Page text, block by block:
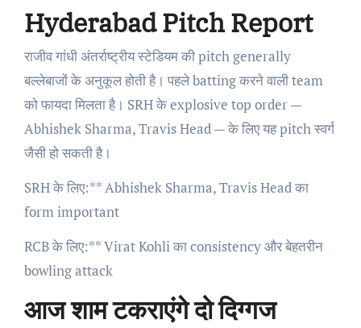
Hyderabad Pitch Report
राजीव गांधी अंतर्राष्ट्रीय स्टेडियम की pitch generally
बल्लेबाजों के अनुकूल होती है। पहले batting करने वाली team
को फायदा मिलता है। SRH के explosive top order —
Abhishek Sharma, Travis Head — के लिए यह pitch स्वर्ग
जैसी हो सकती है।
SRH के लिए:** Abhishek Sharma, Travis Head का
form important
RCB के लिए:** Virat Kohli का consistency और बेहतरीन
bowling attack
आज शाम टकराएंगे दो दिग्गज